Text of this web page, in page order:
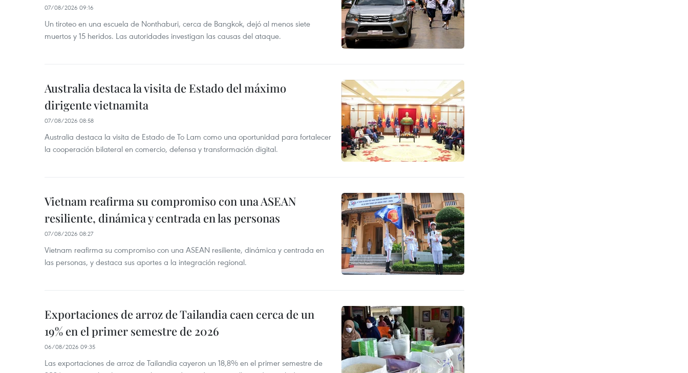
07/08/2026 09:16
Un tiroteo en una escuela de Nonthaburi, cerca de Bangkok, dejó al menos siete
muertos y 15 heridos. Las autoridades investigan las causas del ataque.
Australia destaca la visita de Estado del máximo
dirigente vietnamita
07/08/2026 08:58
Australia destaca la visita de Estado de To Lam como una oportunidad para fortalecer
la cooperación bilateral en comercio, defensa y transformación digital.
Vietnam reafirma su compromiso con una ASEAN
resiliente, dinámica y centrada en las personas
07/08/2026 08:27
Vietnam reafirma su compromiso con una ASEAN resiliente, dinámica y centrada en
las personas, y destaca sus aportes a la integración regional.
Exportaciones de arroz de Tailandia caen cerca de un
19% en el primer semestre de 2026
06/08/2026 09:35
Las exportaciones de arroz de Tailandia cayeron un 18,8% en el primer semestre de